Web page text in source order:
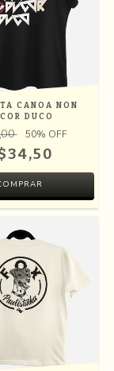
CANOA NON
DUCO
50% OFF